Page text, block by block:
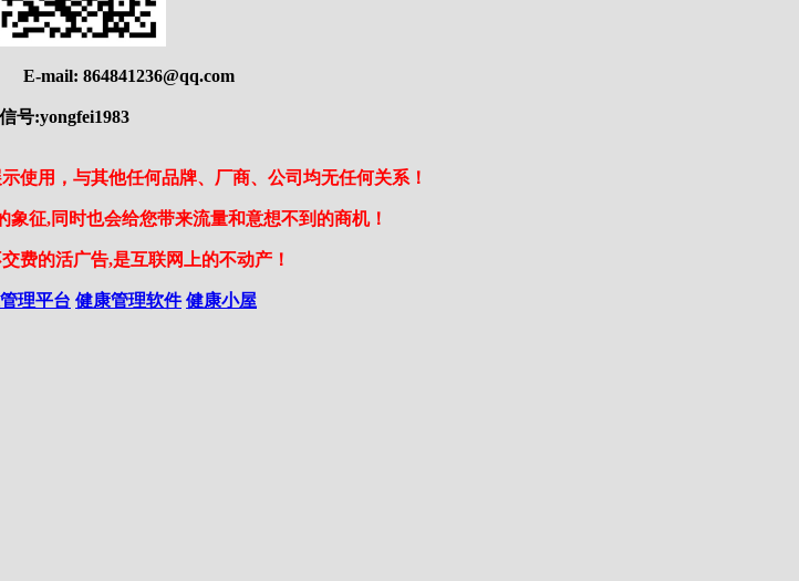
mail: 864841236@qq.com
号:yongfei1983
使用，与其他任何品牌、厂商、公司均无任何关系！
征,同时也会给您带来流量和意想不到的商机！
费的活广告,是互联网上的不动产！
理平台 健康管理软件 健康小屋